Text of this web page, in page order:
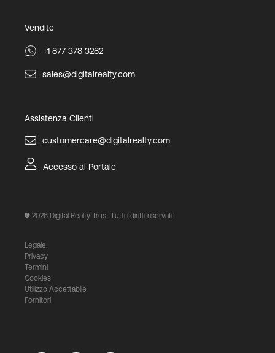
Vendite
+1 877 378 3282
sales@digitalrealty.com
Assistenza Clienti
customercare@digitalrealty.com
Accesso al Portale
2026 Digital Realty Trust Tutti i diritti riservati
Legale
Privacy
Termini
Cookies
Utilizzo Accettabile
Fornitori